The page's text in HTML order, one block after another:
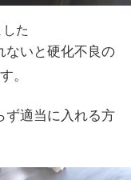
た
ないと硬化不良の
。
ず適当に入れる方